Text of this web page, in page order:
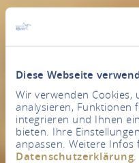
Diese Webseite
Wir verwenden Cookies,
analysieren, Funktionen
integrieren und Ihnen
bieten. Ihre
anpassen. Weitere
Datenschutzerklärung.